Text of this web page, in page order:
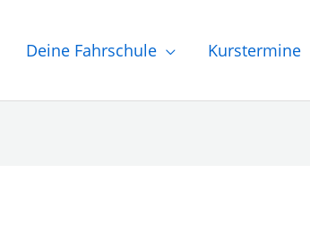
Deine Fahrschule Kurstermine